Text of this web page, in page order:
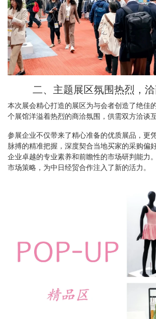
二、主题展区氛围热烈，洽
本次展会精心打造的展区为与会者创造了绝佳
个展馆洋溢着热烈的商洽氛围，供需双方洽谈互
参展企业不仅带来了精心准备的优质展品，更
脉搏的精准把握，深度契合当地买家的采购偏
企业卓越的专业素养和前瞻性的市场研判能力
市场策略，为中日经贸合作注入了新的活力。